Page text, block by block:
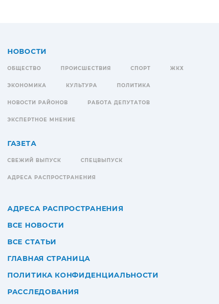
НОВОСТИ
ОБЩЕСТВО ПРОИСШЕСТВИЯ СПОРТ ЖКХ
ЭКОНОМИКА КУЛЬТУРА ПОЛИТИКА
НОВОСТИ РАЙОНОВ РАБОТА ДЕПУТАТОВ
ЭКСПЕРТНОЕ МНЕНИЕ
ГАЗЕТА
СВЕЖИЙ ВЫПУСК СПЕЦВЫПУСК
АДРЕСА РАСПРОСТРАНЕНИЯ
АДРЕСА РАСПРОСТРАНЕНИЯ
ВСЕ НОВОСТИ
ВСЕ СТАТЬИ
ГЛАВНАЯ СТРАНИЦА
ПОЛИТИКА КОНФИДЕНЦИАЛЬНОСТИ
РАССЛЕДОВАНИЯ